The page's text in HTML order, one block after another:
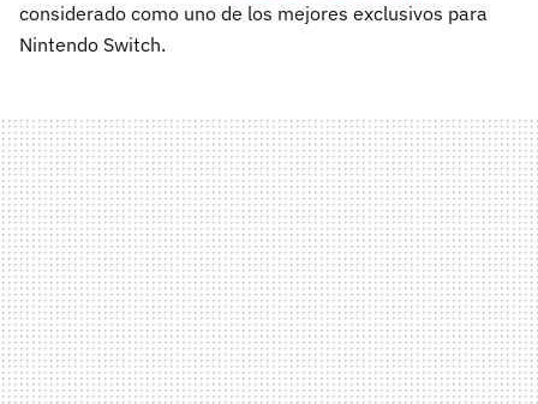
considerado como uno de los mejores exclusivos para
Nintendo Switch.